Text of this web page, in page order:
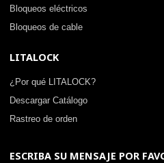
Bloqueos eléctricos
Bloqueos de cable
LITALOCK
¿Por qué LITALOCK?
Descargar Catálogo
Rastreo de orden
ESCRIBA SU MENSAJE POR